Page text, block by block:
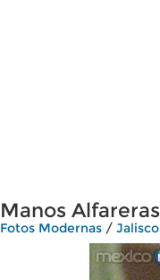
Manos Alfareras
Fotos Modernas / Jalisco